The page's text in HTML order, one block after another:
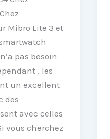
Mibro Lite 3 et
pas besoin
, les
un excellent
des
avec celles
vous cherchez